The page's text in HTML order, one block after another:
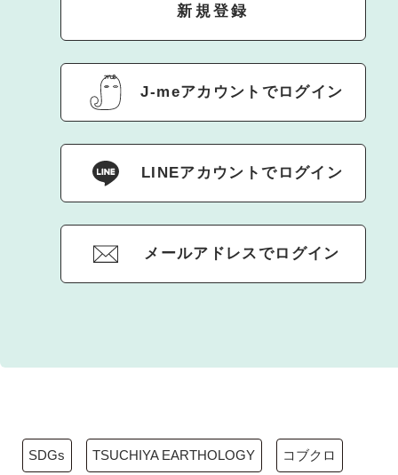
新規登録
J-meアカウントでログイン
LINEアカウントでログイン
メールアドレスでログイン
SDGs TSUCHIYA EARTHOLOGY コブクロ